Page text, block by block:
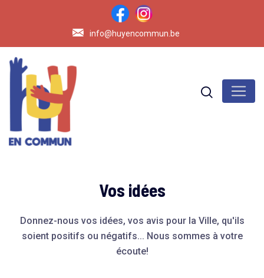
info@huyencommun.be
Vos idées
Donnez-nous vos idées, vos avis pour la Ville, qu'ils
soient positifs ou négatifs... Nous sommes à votre
écoute!